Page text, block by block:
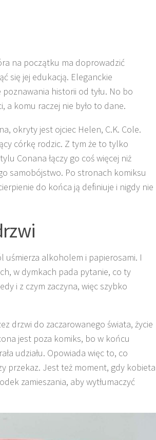
na początku ma doprowadzić
się jej edukacją. Eleganckie
historii od tyłu. No bo
a komu raczej nie było to dane.
okryty jest ojciec Helen, C.K. Cole.
córkę rodzic. Z tym że to tylko
Conana łączy go coś więcej niż
samobójstwo. Po stronach komiksu
do końca ją definiuje i nigdy nie
uśmierza alkoholem i papierosami. I
w dymkach pada pytanie, co ty
i z czym zaczyna, więc szybko
drzwi do zaczarowanego świata, życie
jest poza komiks, bo w końcu
udziału. Opowiada więc to, co
przekaz. Jest też moment, gdy kobieta
zamieszania, aby wytłumaczyć